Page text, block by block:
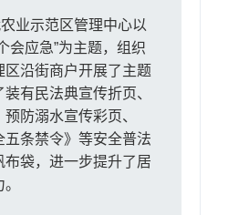
业示范区管理中心以
会应急”为主题，组织
区沿街商户开展了主题
有民法典宣传折页、
防溺水宣传彩页、
五条禁令》等安全普法
布袋，进一步提升了居